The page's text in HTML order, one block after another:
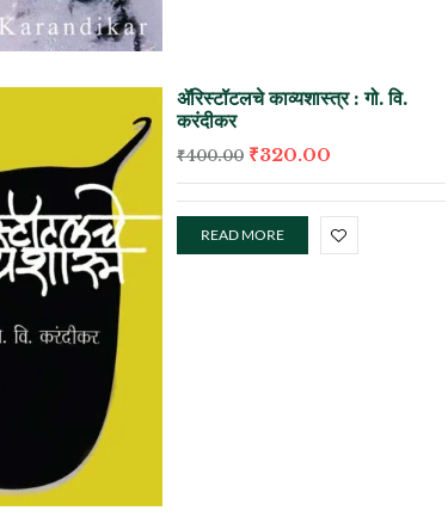
ॲरिस्टॉटलचे काव्यशास्त्र : गो. वि.
करंदीकर
₹400.00 ₹320.00
READ MORE